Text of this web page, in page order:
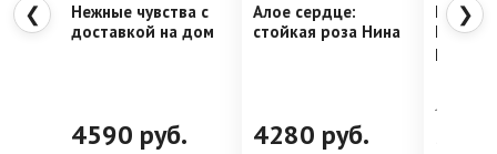
❮
Нежные чувства с
доставкой на дом
4590 руб.
Алое сердце:
стойкая роза Нина
4280 руб.
Недели
4762
❯